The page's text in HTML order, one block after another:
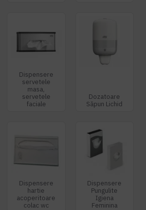
Dispensere
servetele
masa,
servetele
faciale
Dozatoare
Săpun Lichid
Dispensere
hartie
acoperitoare
colac wc
Dispensere
Pungulite
Igiena
Feminina